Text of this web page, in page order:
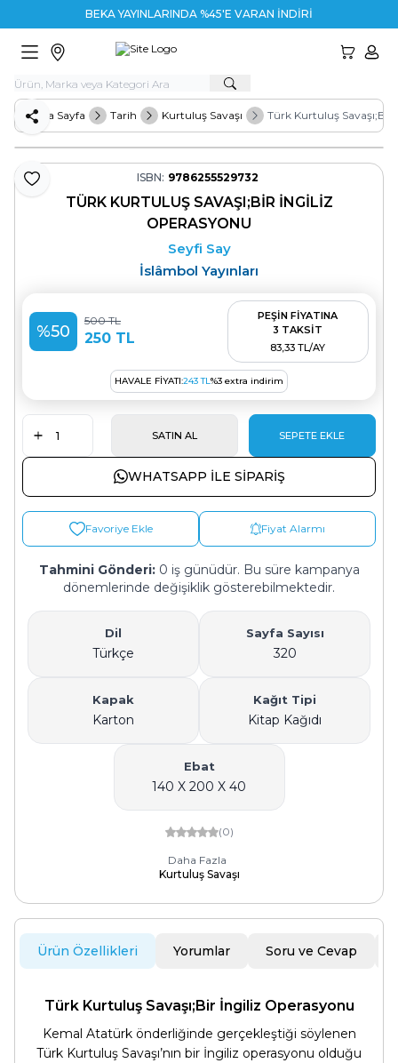
BEKA YAYINLARINDA %45'E VARAN İNDİRİM
Ana Sayfa Tarih Kurtuluş Savaşı Türk Kurtuluş
Favoriye Ekle
Paylaş
ISBN: 9786255529732
TÜRK KURTULUŞ SAVAŞI;BIR İNGILIZ
OPERASYONU
Seyfi Say
İslâmbol Yayınları
%50
500TL
250 TL
PEŞİN FİYATINA
3 TAKSİT
83,33 TL/AY
HAVALE FIYATI:243TL%3 extra indirim
SATIN AL SEPETE EKLE
WHATSAPP ILE SIPARIŞ
Favoriye Ekle Fiyat Alarmı
Tahmini Gönderi:0 iş günüdür. Bu süre kampanya
dönemlerinde değişiklik gösterebilmektedir.
Dil
Türkçe
Sayfa Sayısı
320
Kapak
Karton
Kağıt Tipi
Kitap Kağıdı
Ebat
140 X 200 X 40
(0)
Daha Fazla
Kurtuluş Savaşı
Ürün Özellikleri Yorumlar Soru ve Cevap
Türk Kurtuluş Savaşı;Bir İngiliz Operasyonu
Kemal Atatürk önderliğinde gerçekleştiği söylenen
Türk Kurtuluş Savaşı’nın bir İngiliz operasyonu olduğu